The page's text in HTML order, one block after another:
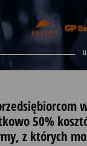
50%
z których